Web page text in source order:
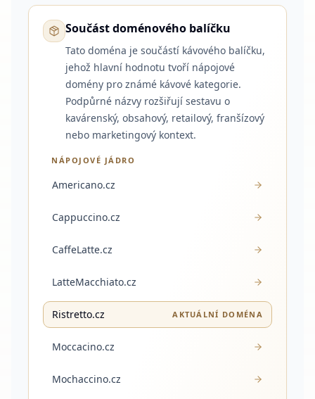
Součást doménového balíčku
Tato doména je součástí kávového balíčku,
jehož hlavní hodnotu tvoří nápojové
domény pro známé kávové kategorie.
Podpůrné názvy rozšiřují sestavu o
kavárenský, obsahový, retailový, franšízový
nebo marketingový kontext.
NÁPOJOVÉ JÁDRO
Americano.cz
Cappuccino.cz
CaffeLatte.cz
LatteMacchiato.cz
Ristretto.cz AKTUÁLNÍ DOMÉNA
Moccacino.cz
Mochaccino.cz